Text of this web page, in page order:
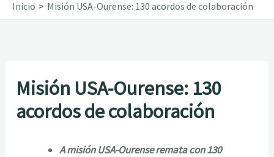
Inicio Misión USA-Ourense: 130 acordos de colaboración
Misión USA-Ourense: 130
acordos de colaboración
A misión USA-Ourense remata con 130